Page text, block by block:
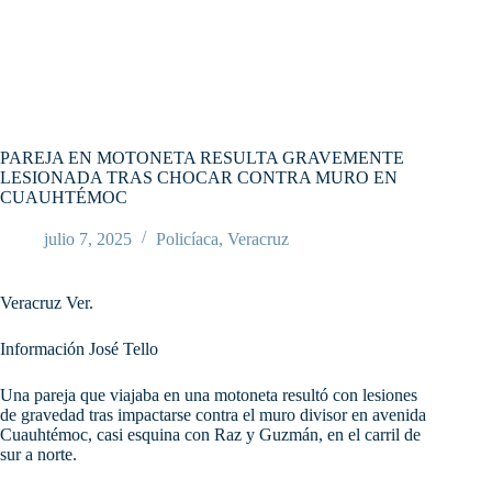
PAREJA EN MOTONETA RESULTA GRAVEMENTE
LESIONADA TRAS CHOCAR CONTRA MURO EN
CUAUHTÉMOC
julio 7, 2025 Policíaca, Veracruz
Veracruz Ver.
Información José Tello
Una pareja que viajaba en una motoneta resultó con lesiones
de gravedad tras impactarse contra el muro divisor en avenida
Cuauhtémoc, casi esquina con Raz y Guzmán, en el carril de
sur a norte.